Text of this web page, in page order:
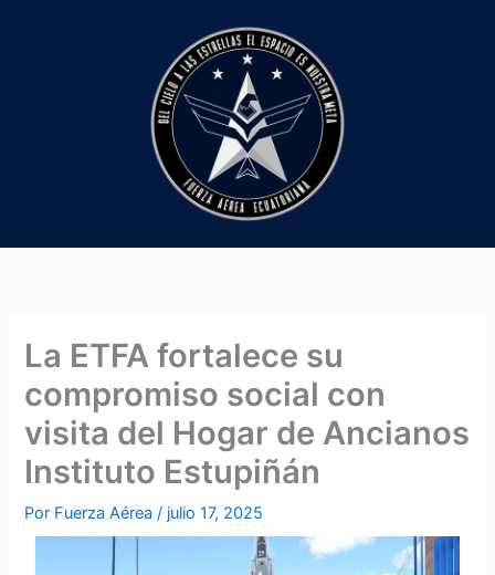
La ETFA fortalece su
compromiso social con
visita del Hogar de Ancianos
Instituto Estupiñán
Por Fuerza Aérea/ julio 17, 2025